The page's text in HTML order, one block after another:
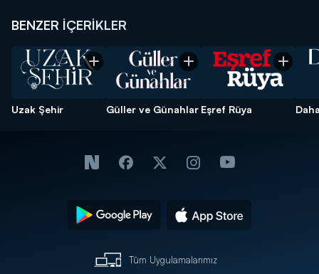
BENZER İÇERİKLER
Uzak Şehir Güller ve Günahlar Eşref Rüya
Tüm Uygulamalarımız